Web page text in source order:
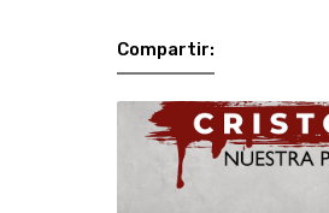
Compartir: